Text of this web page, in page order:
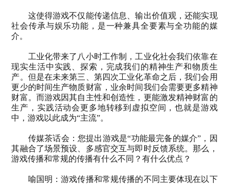
这使得游戏不仅能传递信息、输出价值观，还能实现
社会传承与娱乐功能，是一种兼具全要素与全功能的媒
介。
工业化带来了八小时工作制，工业化社会我们依靠在
现实生活中实践、探索，完成我们的精神生产和物质生
产。但是在未来第三、第四次工业化革命之后，我们会用
更少的时间生产物质财富，业余时间我们会需要更多精神
财富。而游戏因其自主性和创造性，更能激发精神财富的
生产，实践活动会更多地转移到虚拟空间，也就是游戏
中，游戏以此成为“主流”。
传媒茶话会：您提出游戏是“功能最完备的媒介”，因
其融合了场景预设、多感官交互与即时反馈系统。那么，
游戏传播和常规的传播有什么不同？有什么优点？
喻国明：游戏传播和常规传播的不同主要体现在以下